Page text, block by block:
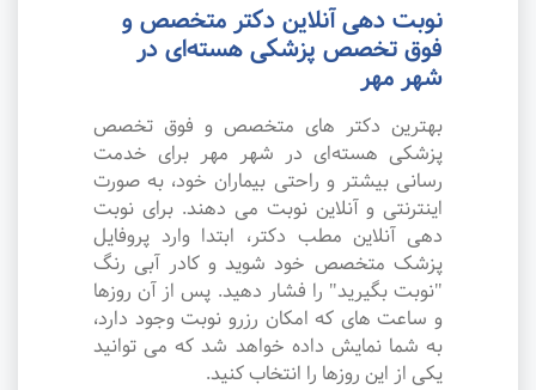
نوبت دهی آنلاین دکتر متخصص و
فوق تخصص پزشکی هسته‌ای در
شهر مهر
بهترین دکتر های متخصص و فوق تخصص
پزشکی هسته‌ای در شهر مهر برای خدمت
رسانی بیشتر و راحتی بیماران خود، به صورت
اینترنتی و آنلاین نوبت می دهند. برای نوبت
دهی آنلاین مطب دکتر، ابتدا وارد پروفایل
پزشک متخصص خود شوید و کادر آبی رنگ
"نوبت بگیرید" را فشار دهید. پس از آن روزها
و ساعت های که امکان رزرو نوبت وجود دارد،
به شما نمایش داده خواهد شد که می توانید
یکی از این روزها را انتخاب کنید.